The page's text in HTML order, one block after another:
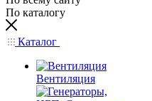
По каталогу
Каталог
Вентиляция